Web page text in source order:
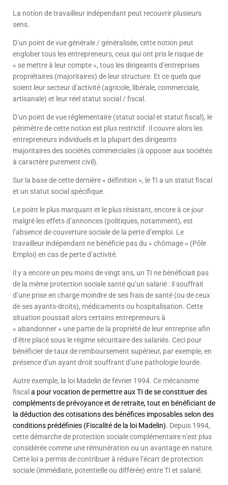
La notion de travailleur indépendant peut recouvrir plusieurs
sens.
D’un point de vue générale / généralisée, cette notion peut
englober tous les entrepreneurs, ceux qui ont pris le risque de
« se mettre à leur compte », tous les dirigeants d’entreprises
propriétaires (majoritaires) de leur structure. Et ce quels que
soient leur secteur d’activité (agricole, libérale, commerciale,
artisanale) et leur réel statut social / fiscal.
D’un point de vue réglementaire (statut social et statut fiscal), le
périmètre de cette notion est plus restrictif. Il couvre alors les
entrepreneurs individuels et la plupart des dirigeants
majoritaires des sociétés commerciales (à opposer aux sociétés
à caractère purement civil).
Sur la base de cette dernière « définition », le TI a un statut fiscal
et un statut social spécifique.
Le point le plus marquant et le plus résistant, encore à ce jour
malgré les effets d’annonces (politiques, notamment), est
l’absence de couverture sociale de la perte d’emploi. Le
travailleur indépendant ne bénéficie pas du « chômage » (Pôle
Emploi) en cas de perte d’activité.
Il y a encore un peu moins de vingt ans, un TI ne bénéficiait pas
de la même protection sociale santé qu’un salarié : il souffrait
d’une prise en charge moindre de ses frais de santé (ou de ceux
de ses ayants-droits), médicaments ou hospitalisation. Cette
situation poussait alors certains entrepreneurs à
« abandonner » une partie de la propriété de leur entreprise afin
d’être placé sous le régime sécuritaire des salariés. Ceci pour
bénéficier de taux de remboursement supérieur, par exemple, en
présence d’un ayant droit souffrant d’une pathologie lourde.
Autre exemple, la loi Madelin de février 1994. Ce mécanisme
fiscal a pour vocation de permettre aux TI de se constituer des
compléments de prévoyance et de retraite, tout en bénéficiant de
la déduction des cotisations des bénéfices imposables selon des
conditions prédéfinies (Fiscalité de la loi Madelin). Depuis 1994,
cette démarche de protection sociale complémentaire n’est plus
considérée comme une rémunération ou un avantage en nature.
Cette loi a permis de contribuer à réduire l’écart de protection
sociale (immédiate, potentielle ou différée) entre TI et salarié.